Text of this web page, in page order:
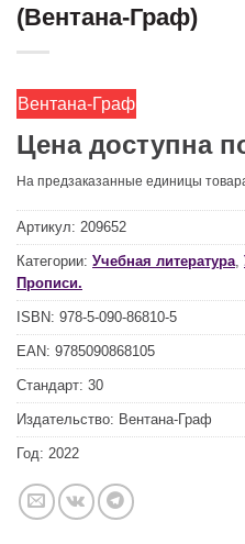
(Вентана-Граф)
Вентана-Граф
Цена доступна
На предзаказанные единицы
Артикул: 209652
Категории: Учебная литература
Прописи.
ISBN: 978-5-090-86810-5
EAN: 9785090868105
Стандарт: 30
Издательство: Вентана-Граф
Год: 2022